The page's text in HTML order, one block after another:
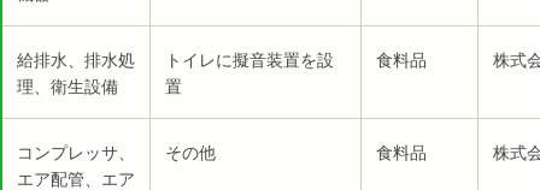
給排水、排水処
理、衛生設備
トイレに擬音装置を設
置
食料品 株式
コンプレッサ、
エア配管、エア
その他 食料品 株式